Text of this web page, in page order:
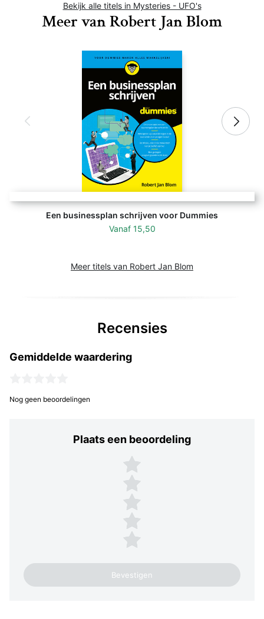
Bekijk alle titels in Mysteries - UFO's
Meer van Robert Jan Blom
Een businessplan schrijven voor Dummies
Vanaf 15,50
Meer titels van Robert Jan Blom
Recensies
Gemiddelde waardering
Nog geen beoordelingen
Plaats een beoordeling
Plaats een beoordeling
5 sterren
4 sterren
3 sterren
2 sterren
1 ster